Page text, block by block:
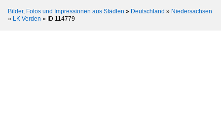
Bilder, Fotos und Impressionen aus Städten » Deutschland » Niedersachsen
» LK Verden » ID 114779